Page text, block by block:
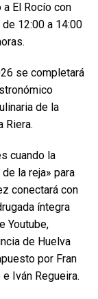
El Rocío con
12:00 a 14:00
se completará
de la
Riera.
cuando la
la reja» para
conectará con
íntegra
Youtube,
de Huelva
por Fran
Iván Regueira.